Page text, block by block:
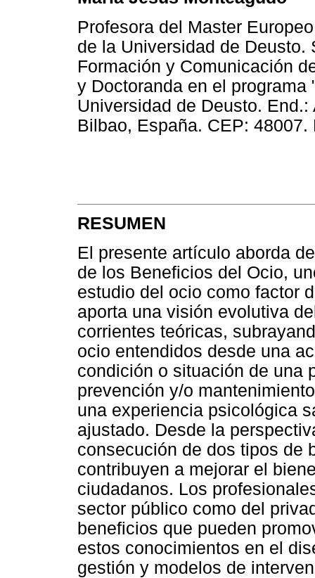
Profesora del Master
de la Universidad de Deusto.
Formación y Comunicación
y Doctoranda en el
Universidad de Deusto.
Bilbao, España. CEP:
RESUMEN
El presente artículo aborda
de los Beneficios del Ocio,
estudio del ocio como factor
aporta una visión evolutiva
corrientes teóricas,
ocio entendidos desde una
condición o situación de una
prevención y/o
una experiencia psicológica
ajustado. Desde la
consecución de dos tipos de
contribuyen a mejorar el
ciudadanos. Los
sector público como del
beneficios que pueden
estos conocimientos en el
gestión y modelos de